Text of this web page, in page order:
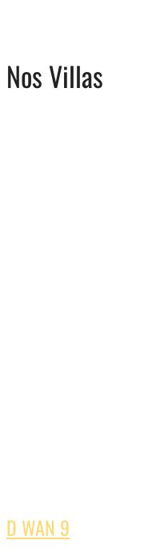
Nos Villas
D WAN 9